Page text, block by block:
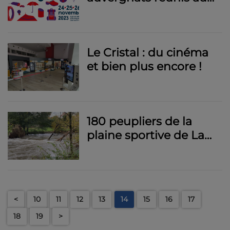
Le Cristal : du cinéma
et bien plus encore !
180 peupliers de la
plaine sportive de La
< 10 11 12 13 14 15 16
17
18
19 >